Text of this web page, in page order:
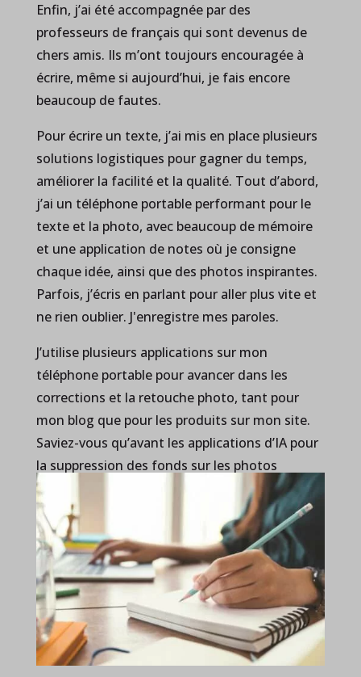
Enfin, j’ai été accompagnée par des
professeurs de français qui sont devenus de
chers amis. Ils m’ont toujours encouragée à
écrire, même si aujourd’hui, je fais encore
beaucoup de fautes.
Pour écrire un texte, j’ai mis en place plusieurs
solutions logistiques pour gagner du temps,
améliorer la facilité et la qualité. Tout d’abord,
j’ai un téléphone portable performant pour le
texte et la photo, avec beaucoup de mémoire
et une application de notes où je consigne
chaque idée, ainsi que des photos inspirantes.
Parfois, j’écris en parlant pour aller plus vite et
ne rien oublier. J'enregistre mes paroles.
J’utilise plusieurs applications sur mon
téléphone portable pour avancer dans les
corrections et la retouche photo, tant pour
mon blog que pour les produits sur mon site.
Saviez-vous qu’avant les applications d’IA pour
la suppression des fonds sur les photos
commerciales, il fallait 15 minutes pour
détourer un produit, au lieu de 10 secondes
aujourd’hui ?